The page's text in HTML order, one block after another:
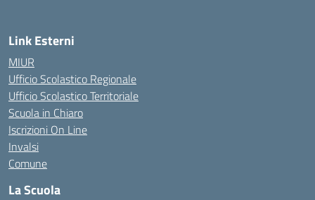
Link Esterni
MIUR
Ufficio Scolastico Regionale
Ufficio Scolastico Territoriale
Scuola in Chiaro
Iscrizioni On Line
Invalsi
Comune
La Scuola